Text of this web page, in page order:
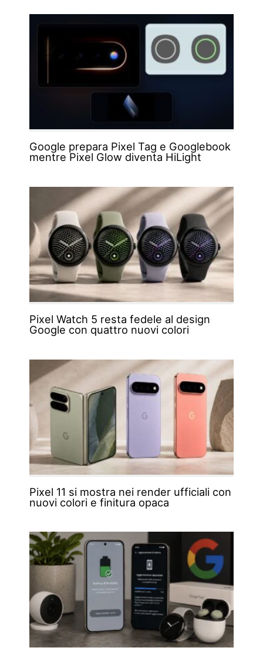
Google prepara Pixel Tag e Googlebook
mentre Pixel Glow diventa HiLight
Pixel Watch 5 resta fedele al design
Google con quattro nuovi colori
Pixel 11 si mostra nei render ufficiali con
nuovi colori e finitura opaca